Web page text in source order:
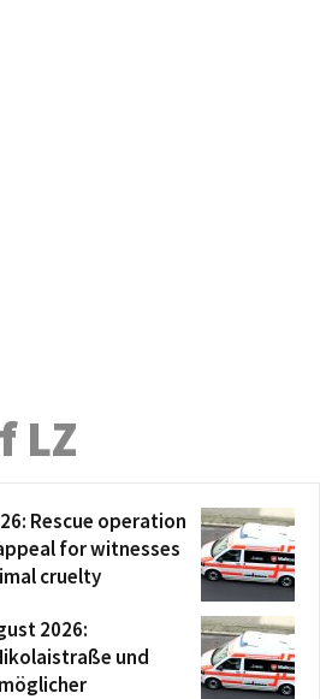
LZ
Rescue operation
for witnesses
cruelty
2026:
und